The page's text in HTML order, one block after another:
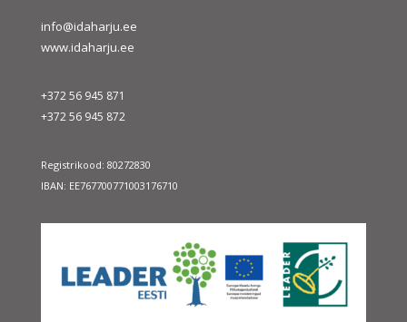
info@idaharju.ee
www.idaharju.ee
+372 56 945 871
+372 56 945 872
Registrikood: 80272830
IBAN: EE767700771003176710